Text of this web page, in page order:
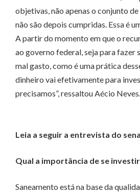
objetivas, não apenas o conjunto
não são depois cumpridas. Essa é
A partir do momento em que o
ao governo federal, seja para fazer
mal gasto, como é uma prática
dinheiro vai efetivamente para
precisamos”, ressaltou Aécio Neves.
Leia a seguir a entrevista do
Qual a importância de se
Saneamento está na base da